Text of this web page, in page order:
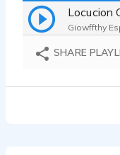
Locucion
Giowffthy
SHARE